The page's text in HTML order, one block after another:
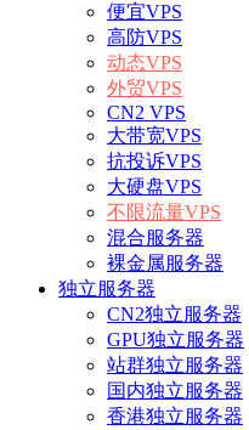
便宜VPS
高防VPS
动态VPS
外贸VPS
CN2 VPS
大带宽VPS
抗投诉VPS
大硬盘VPS
不限流量VPS
混合服务器
裸金属服务器
独立服务器
CN2独立服务器
GPU独立服务器
站群独立服务器
国内独立服务器
香港独立服务器